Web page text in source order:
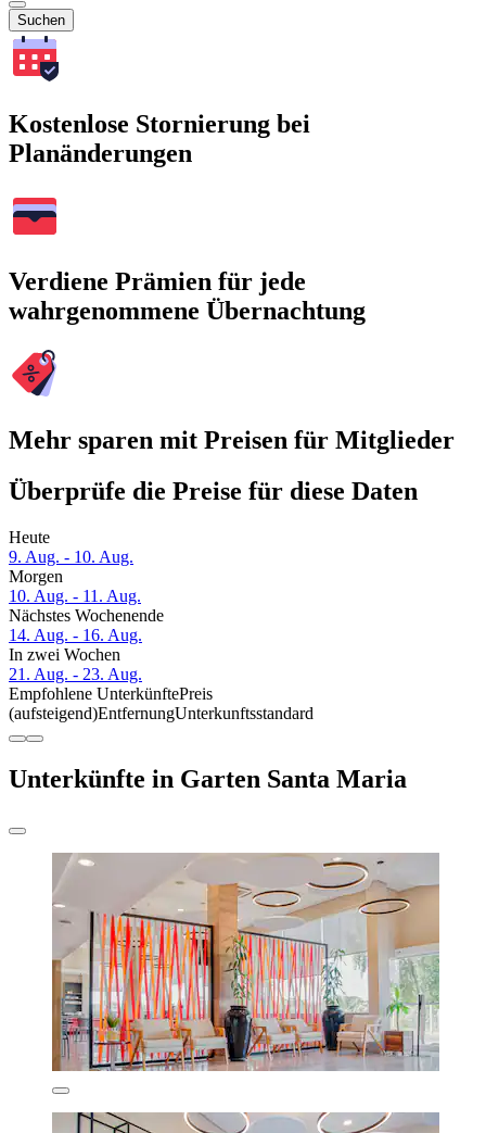
Suchen
Kostenlose Stornierung bei
Planänderungen
Verdiene Prämien für jede
wahrgenommene Übernachtung
Mehr sparen mit Preisen für Mitglieder
Überprüfe die Preise für diese Daten
Heute
9. Aug. - 10. Aug.
Morgen
10. Aug. - 11. Aug.
Nächstes Wochenende
14. Aug. - 16. Aug.
In zwei Wochen
21. Aug. - 23. Aug.
Empfohlene UnterkünftePreis
(aufsteigend)EntfernungUnterkunftsstandard
Unterkünfte in Garten Santa Maria